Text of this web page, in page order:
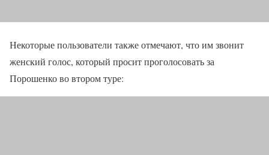
Некоторые пользователи также отмечают, что им звонит
женский голос, который просит проголосовать за
Порошенко во втором туре: